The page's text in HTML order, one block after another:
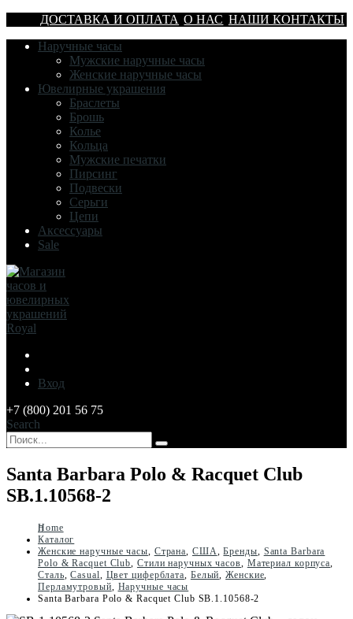
ДОСТАВКА И ОПЛАТА О НАС НАШИ КОНТАКТЫ
Наручные часы
Мужские наручные часы
Женские наручные часы
Ювелирные украшения
Браслеты
Брошь
Колье
Кольца
Мужские печатки
Пирсинг
Подвески
Серьги
Цепи
Аксессуары
Sale
Вход
+7 (800) 201 56 75
Search
Santa Barbara Polo & Racquet Club
SB.1.10568-2
Home
Каталог
Женские наручные часы, Страна, США,Бренды, Santa Barbara
Polo & Racquet Club, Стили наручных часов, Материал корпуса,
Сталь,Casual, Цвет циферблата, Белый,Женские,
Перламутровый, Наручные часы
Santa Barbara Polo & Racquet Club SB.1.10568-2